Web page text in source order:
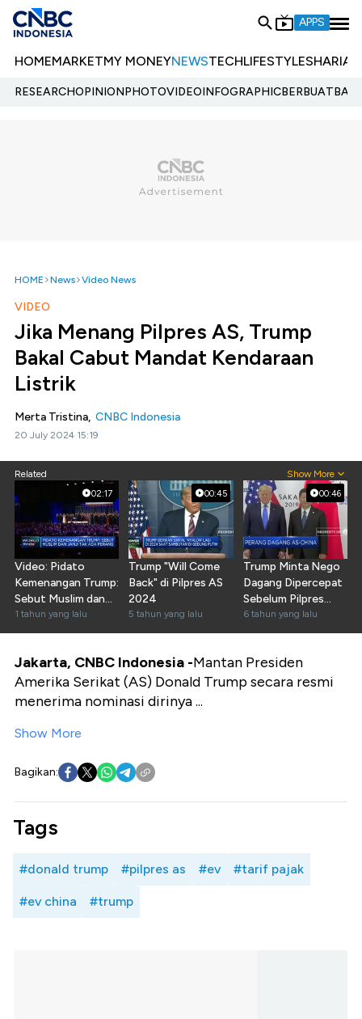
APPS
HOMEMARKETMY MONEYNEWSTECHLIFESTYLESHARIA
RESEARCHOPINIONPHOTOVIDEOINFOGRAPHIC
HOME News Video News
VIDEO
Jika Menang Pilpres AS, Trump
Bakal Cabut Mandat Kendaraan
Listrik
Merta Tristina, CNBC Indonesia
20 July 2024 15:19
Related Show More
02:17
Video: Pidato
Kemenangan Trump:
Sebut Muslim dan
Janji Tak Ada
Perang
1 tahun yang lalu
00:45
Trump "Will Come
Back" di Pilpres AS
2024
5 tahun yang lalu
00:46
Trump Minta Nego
Dagang Dipercepat
Sebelum Pilpres
2020
6 tahun yang lalu
Jakarta, CNBC Indonesia -Mantan Presiden
Amerika Serikat (AS) Donald Trump secara resmi
menerima nominasi dirinya ...
Show More
Bagikan:
Tags
#donald trump #pilpres as #ev #tarif pajak
#ev china #trump